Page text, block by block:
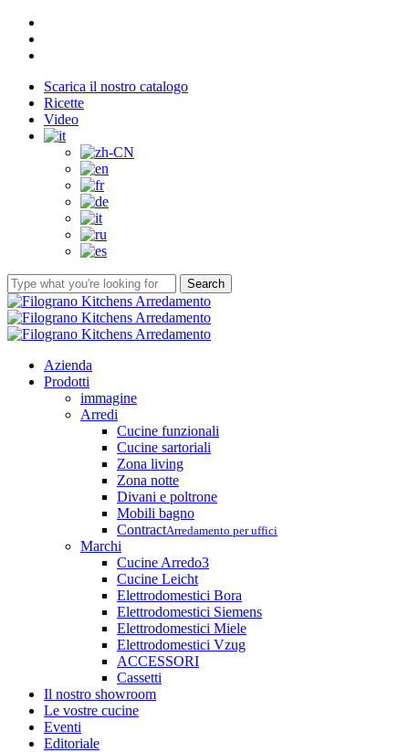
Skip
main
Scarica il nostro catalogo
Ricette
Video
Search
Close
Search
Menu
Azienda
Prodotti
immagine
Arredi
Cucine funzionali
Cucine sartoriali
Zona living
Zona notte
Divani e poltrone
Mobili bagno
ContractArredamento per uffici
Marchi
Cucine Arredo3
Cucine Leicht
Elettrodomestici Bora
Elettrodomestici Siemens
Elettrodomestici Miele
Elettrodomestici Vzug
ACCESSORI
Cassetti
Il nostro showroom
Le vostre cucine
Eventi
Editoriale